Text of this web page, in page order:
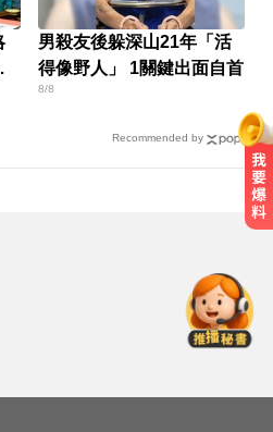
男殺友後躲深山21年「活
得像野人」 1關鍵出面自首
8/8
Recommended by
駁